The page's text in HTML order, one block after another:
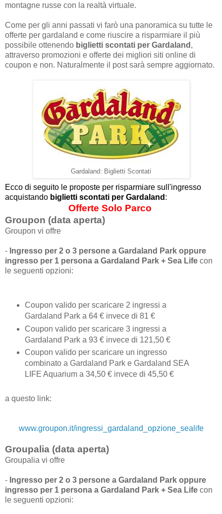
montagne russe con la realtà virtuale.
Come per gli anni passati vi farò una panoramica su tutte le
offerte per gardaland e come riuscire a risparmiare il più
possibile ottenendo biglietti scontati per Gardaland ,
attraverso promozioni e offerte dei migliori siti online di
coupon e non. Naturalmente il post sarà sempre aggiornato.
Gardaland: Biglietti Scontati
Ecco di seguito le proposte per risparmiare sull'ingresso
acquistando biglietti scontati per Gardaland :
Offerte Solo Parco
Groupon (data aperta)
Groupon vi offre
- Ingresso per 2 o 3 persone a Gardaland Park oppure
ingresso per 1 persona a Gardaland Park + Sea Life con
le seguenti opzioni:
Coupon valido per scaricare 2 ingressi a
Gardaland Park a 64 € invece di 81 €
Coupon valido per scaricare 3 ingressi a
Gardaland Park a 93 € invece di 121,50 €
Coupon valido per scaricare un ingresso
combinato a Gardaland Park e Gardaland SEA
LIFE Aquarium a 34,50 € invece di 45,50 €
a questo link:
www.groupon.it/ingressi_gardaland_opzione_sealife
Groupalia (data aperta)
Groupalia vi offre
- Ingresso per 2 o 3 persone a Gardaland Park oppure
ingresso per 1 persona a Gardaland Park + Sea Life con
le seguenti opzioni: